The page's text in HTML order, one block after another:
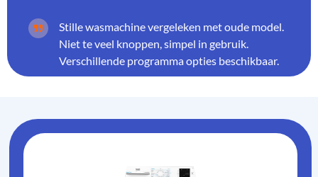
Stille wasmachine vergeleken met oude model.
Niet te veel knoppen, simpel in gebruik.
Verschillende programma opties beschikbaar.